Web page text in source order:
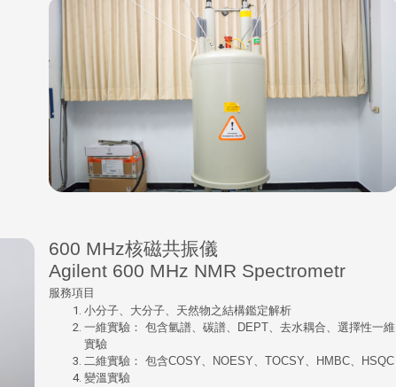
600 MHz核磁共振儀
Agilent 600 MHz NMR Spectrometr
服務項目
小分子、大分子、天然物之結構鑑定解析
一維實驗： 包含氫譜、碳譜、DEPT、去水耦合、選擇性一維
實驗
二維實驗： 包含COSY、NOESY、TOCSY、HMBC、HSQC
變溫實驗